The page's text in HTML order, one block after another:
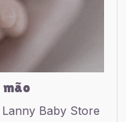
Baby Store